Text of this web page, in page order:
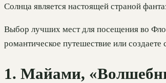
Солнца является настоящей страной
Выбор лучших мест для посещения во
романтическое путешествие или
1. Майами,